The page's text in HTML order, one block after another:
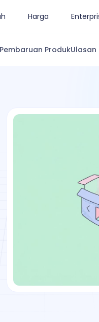
Harga
Pembaruan ProdukUlasan